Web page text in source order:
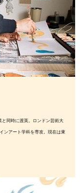
同時に渡英。ロンドン芸術大
ンアート学科を専攻。現在は東